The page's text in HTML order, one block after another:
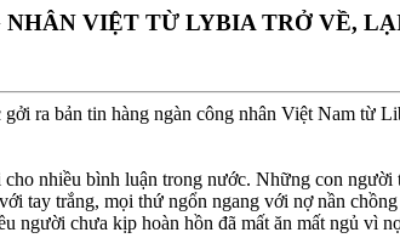
VIỆT TỪ LYBIA TRỞ VỀ,
ra bản tin hàng ngàn công nhân Việt Nam từ
nhiều bình luận trong nước. Những con
tay trắng, mọi thứ ngổn ngang với nợ nần
người chưa kịp hoàn hồn đã mất ăn mất ngủ vì